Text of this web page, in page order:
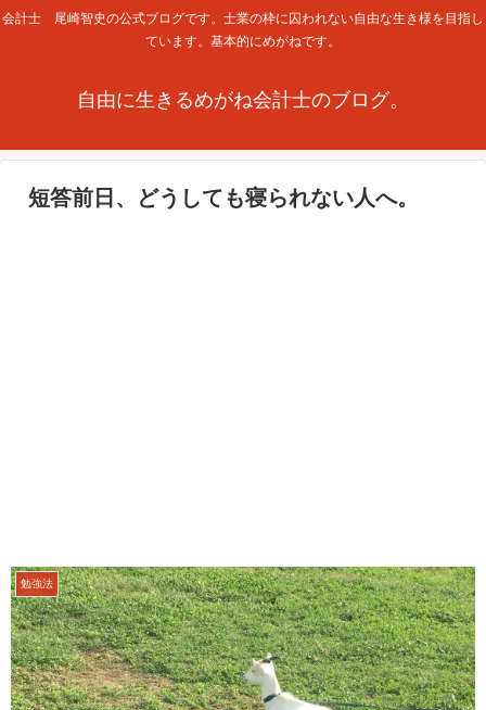
会計士 尾崎智史の公式ブログです。士業の枠に囚われない自由な生き様を目指し
ています。基本的にめがねです。
自由に生きるめがね会計士のブログ。
短答前日、どうしても寝られない人へ。
勉強法